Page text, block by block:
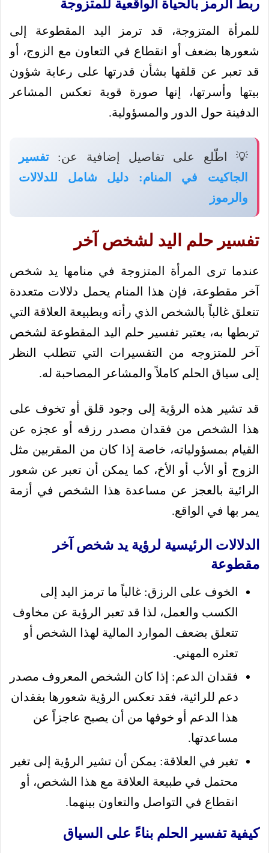
ربط الرمز بالحياة الواقعية للمتزوجة
للمرأة المتزوجة، قد ترمز اليد المقطوعة إلى
شعورها بضعف أو انقطاع في التعاون مع الزوج، أو
قد تعبر عن قلقها بشأن قدرتها على رعاية شؤون
بيتها وأسرتها، إنها صورة قوية تعكس المشاعر
الدفينة حول الدور والمسؤولية.
💡 اطّلع على تفاصيل إضافية عن: تفسير
الجاكيت في المنام: دليل شامل للدلالات
والرموز
تفسير حلم اليد لشخص آخر
عندما ترى المرأة المتزوجة في منامها يد شخص
آخر مقطوعة، فإن هذا المنام يحمل دلالات متعددة
تتعلق غالباً بالشخص الذي رأته وبطبيعة العلاقة التي
تربطها به، يعتبر تفسير حلم اليد المقطوعة لشخص
آخر للمتزوجه من التفسيرات التي تتطلب النظر
إلى سياق الحلم كاملاً والمشاعر المصاحبة له.
قد تشير هذه الرؤية إلى وجود قلق أو تخوف على
هذا الشخص من فقدان مصدر رزقه أو عجزه عن
القيام بمسؤولياته، خاصة إذا كان من المقربين مثل
الزوج أو الأب أو الأخ، كما يمكن أن تعبر عن شعور
الرائية بالعجز عن مساعدة هذا الشخص في أزمة
يمر بها في الواقع.
الدلالات الرئيسية لرؤية يد شخص آخر
مقطوعة
الخوف على الرزق: غالباً ما ترمز اليد إلى
الكسب والعمل، لذا قد تعبر الرؤية عن مخاوف
تتعلق بضعف الموارد المالية لهذا الشخص أو
تعثره المهني.
فقدان الدعم: إذا كان الشخص المعروف مصدر
دعم للرائية، فقد تعكس الرؤية شعورها بفقدان
هذا الدعم أو خوفها من أن يصبح عاجزاً عن
مساعدتها.
تغير في العلاقة: يمكن أن تشير الرؤية إلى تغير
محتمل في طبيعة العلاقة مع هذا الشخص، أو
انقطاع في التواصل والتعاون بينهما.
كيفية تفسير الحلم بناءً على السياق